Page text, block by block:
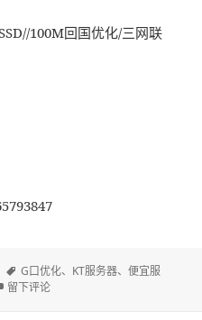
100M回国优化/三网联
标
签
G口优化、 KT服务器、便宜服
于2025春节/kt服务器促销/700元1月
留下评论